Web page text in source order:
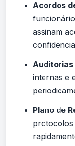
Acordos
assinam
Auditorias
internas e
Plano de
protocolos